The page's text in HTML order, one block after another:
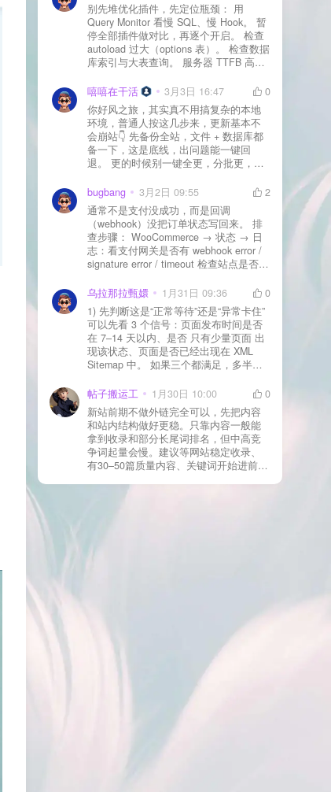
别先堆优化插件，先定位瓶颈： 用
Query Monitor 看慢 SQL、慢 Hook。 暂
停全部插件做对比，再逐个开启。 检查
autoload 过大（options 表）。 检查数据
库索引与大表查询。 服务器 TTFB 高就
嘻嘻在干活
3月3日 16:47
0
你好风之旅，其实真不用搞复杂的本地
环境，普通人按这几步来，更新基本不
会崩站👇 先备份全站，文件 + 数据库都
备一下，这是底线，出问题能一键回
退。 更的时候别一键全更，分批更，先
立刻清缓存，去前台检查首页、文章
页、按钮、表单这些关键位置。 最好再
装个支持版本回滚的插件，万一崩了，
一秒切回旧版。 总结来说：先备份、分
批更、更完查、留退路，稳得很✅😎希望
能帮到你
bugbang 3月2日 09:55
2
通常不是支付没成功，而是回调
（webhook）没把订单状态写回来。 排
查步骤： WooCommerce → 状态 → 日
志：看支付网关是否有 webhook error /
signature error / timeout 检查站点是否被
全插件） 检查是否启用了“缓存结账页/接
口路径”（结账页和回调接口不应缓存）
看服务器错误日志是否有 500/致命错误
导致回调执行中断 解决方案： 放行 wp-
json、wc-api、支付网关回调 URL（按网
关文档配置） 关闭结账页的缓存与 JS
合并压缩测试一次 若使用 Cloudflare：
则
乌拉那拉甄嬛 1月31日 09:36
0
1) 先判断这是“正常等待”还是“异常卡住”
可以先看 3 个信号：页面发布时间是否
在 7–14 天以内、是否 只有少量页面 出
现该状态、页面是否已经出现在 XML
Sitemap 中。 如果三个都满足，多半属
手。 2) 什么情况下“等”是没用的？ 以下
情况基本不会靠时间自动解决：页面几
乎没有内链（孤立页）、内容与站内已
有页面高度相似、canonical 指向了别的
URL、同一主题短时间发布太多相似文
章。 这种情况下，Google 已经抓取，但
判断“当前不值得进入索引”。 3) 最有效
的人工干预方式（不折腾） 优先做这 3
让 Google 重新评估页面稳定性，反而拖
慢收录。 5) 一个实用判断标准 如果一篇
文章：已被抓取、没有 noindex / robots
问题、有至少 1–2 条相关内链、内容明
显解决了一个独立问题，那它 是否被收
帖子搬运工 1月30日 10:00
0
新站前期不做外链完全可以，先把内容
和站内结构做好更稳。只靠内容一般能
拿到收录和部分长尾词排名，但中高竞
争词起量会慢。建议等网站稳定收录、
有30–50篇质量内容、关键词开始进前
链/引用型，别一上来追数量。👍